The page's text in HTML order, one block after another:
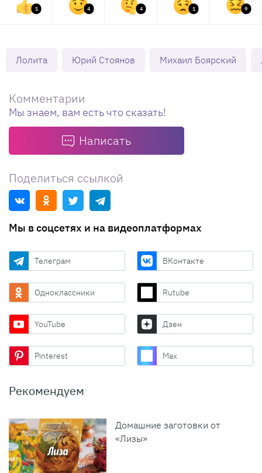
1 4 4 1 9
Лолита Юрий Стоянов Михаил Боярский
Комментарии
Мы знаем, вам есть что сказать!
Написать
Поделиться ссылкой
Мы в соцсетях и на видеоплатформах
Телеграм ВКонтакте
Одноклассники Rutube
YouTube Дзен
Pinterest Max
Рекомендуем
Домашние заготовки от
«Лизы»